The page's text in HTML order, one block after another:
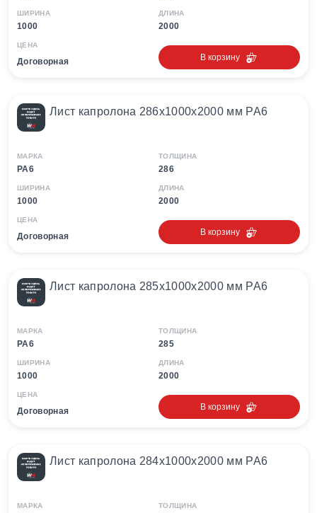
ШИРИНА
1000
ДЛИНА
2000
ЦЕНА
Договорная В корзину
Лист капролона 286х1000х2000 мм PA6
МАРКА
PA6
ТОЛЩИНА
286
ШИРИНА
1000
ДЛИНА
2000
ЦЕНА
Договорная В корзину
Лист капролона 285х1000х2000 мм PA6
МАРКА
PA6
ТОЛЩИНА
285
ШИРИНА
1000
ДЛИНА
2000
ЦЕНА
Договорная В корзину
Лист капролона 284х1000х2000 мм PA6
МАРКА ТОЛЩИНА